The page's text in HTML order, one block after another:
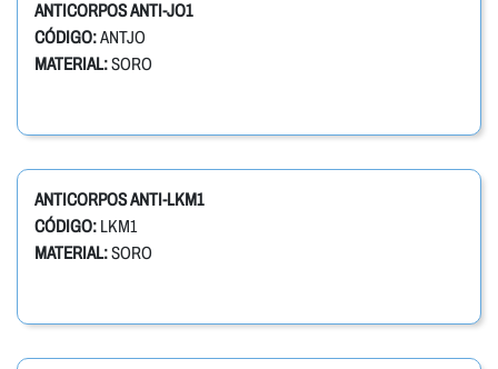
ANTICORPOS ANTI-JO1
CÓDIGO:ANTJO
MATERIAL:SORO
ANTICORPOS ANTI-LKM1
CÓDIGO: LKM1
MATERIAL:SORO